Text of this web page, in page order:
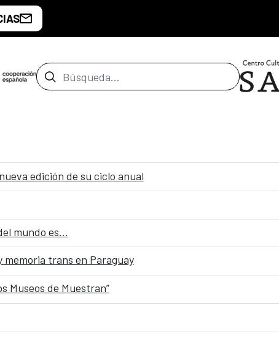
Barra de búsqueda
edición de su ciclo anual
mundo es…
memoria trans en Paraguay
Museos de Muestran”